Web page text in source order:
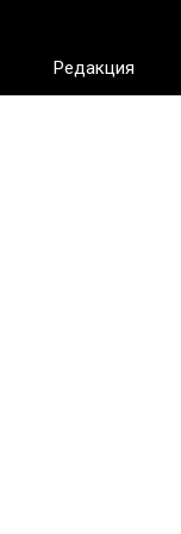
Редакция